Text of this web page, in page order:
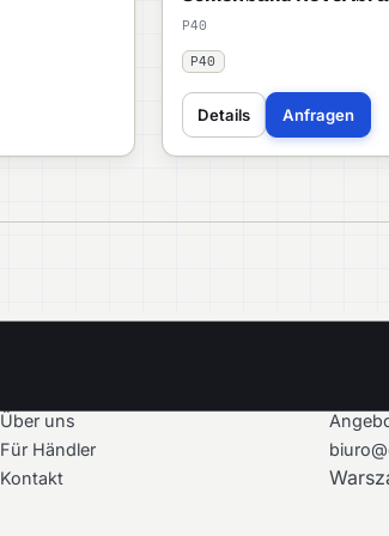
P40
P40
Details Anfragen
Über uns
Für Händler
Kontakt